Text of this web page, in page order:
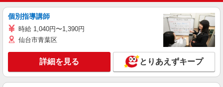
個別指導講師
時給 1,040円〜1,390円
仙台市青葉区
詳細を見る とりあえずキープ